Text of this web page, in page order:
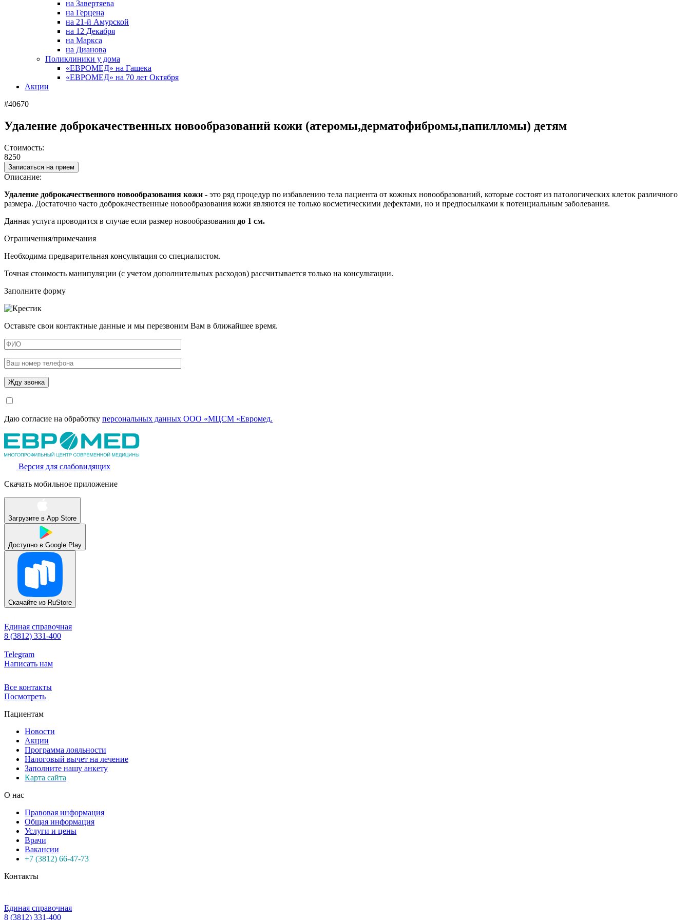
на Завертяева
на Герцена
на 21-й Амурской
на 12 Декабря
на Маркса
на Дианова
Поликлиники у дома
«ЕВРОМЕД» на Гашека
«ЕВРОМЕД» на 70 лет Октября
Акции
#40670
Удаление доброкачественных новообразований кожи (атеромы,дерматофибромы,папилломы) детям
Стоимость:
8250
Записаться на прием
Описание:
Удаление доброкачественного новообразования кожи - это ряд процедур по избавлению тела пациента от кожных новообразований, которые состоят из патологических клеток различного
размера. Достаточно часто доброкачественные новообразования кожи являются не только косметическими дефектами, но и предпосылками к потенциальным заболевания.
Данная услуга проводится в случае если размер новообразования до 1 см.
Ограничения/примечания
Необходима предварительная консультация со специалистом.
Точная стоимость манипуляции (с учетом дополнительных расходов) рассчитывается только на консультации.
Заполните форму
Оставьте свои контактные данные и мы перезвоним Вам в ближайшее время.
Даю согласие на обработку персональных данных ООО «МЦСМ «Евромед.
Версия для слабовидящих
Скачать мобильное приложение
Загрузите в App Store
Доступно в Google Play
Скачайте из RuStore
Единая справочная
8 (3812) 331-400
Telegram
Написать нам
Все контакты
Посмотреть
Пациентам
Новости
Акции
Программа лояльности
Налоговый вычет на лечение
Заполните нашу анкету
Карта сайта
О нас
Правовая информация
Общая информация
Услуги и цены
Врачи
Вакансии
+7 (3812) 66-47-73
Контакты
Единая справочная
8 (3812) 331-400